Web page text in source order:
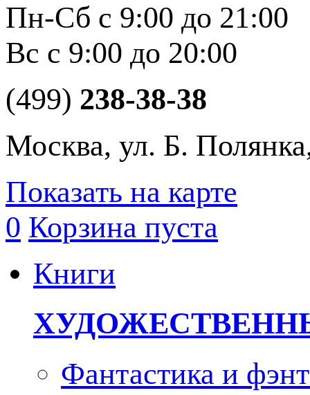
Пн-Сб с 9:00 до 21:00
Вс с 9:00 до 20:00
(499) 238-38-38
Москва, ул. Б.
Показать на карте
0 Корзина пуста
Книги
Фантастика и